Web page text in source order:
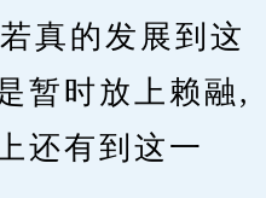
的发展到这
暂时放上赖融,
还有到这一